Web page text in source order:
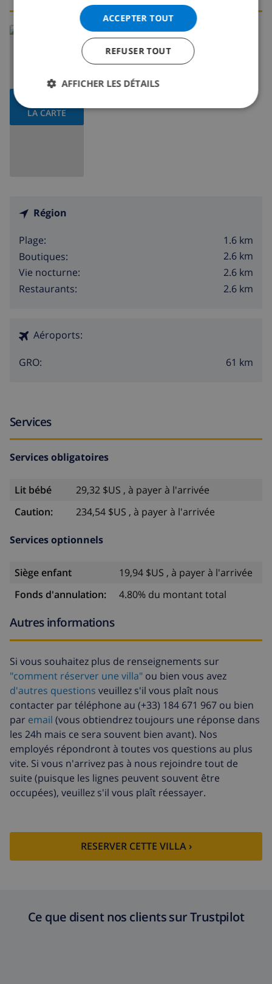
LA CARTE
En savoir plus sur:
Espagne>Costa Brava L'Escala
Région
Plage:
1.6 km
Boutiques:
2.6 km
Vie nocturne:
2.6 km
Restaurants:
2.6 km
Aéroports:
GRO: 61 km
Services
Services obligatoires
Lit bébé
29,32 $US , à payer à l'arrivée
Caution:
234,54 $US , à payer à l'arrivée
Services optionnels
Siège enfant
19,94 $US , à payer à l'arrivée
Fonds d'annulation:
4.80% du montant total
Autres informations
Si vous souhaitez plus de renseignements sur
"comment réserver une villa" ou bien vous avez
d'autres questions veuillez s'il vous plaît nous
contacter par téléphone au (+33) 184 671 967 ou bien
par email (vous obtiendrez toujours une réponse dans
les 24h mais ce sera souvent bien avant). Nos
employés répondront à toutes vos questions au plus
vite. Si vous n'arrivez pas à nous rejoindre tout de
suite (puisque les lignes peuvent souvent être
occupées), veuillez s'il vous plaît réessayer.
RESERVER CETTE VILLA ›
Ce que disent nos clients sur Trustpilot
ACCEPTER TOUT
REFUSER TOUT
AFFICHER LES DÉTAILS